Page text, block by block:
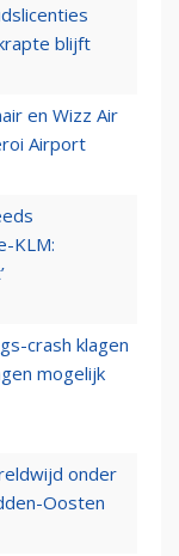
blijft
en Wizz Air
Airport
KLM:
crash klagen
mogelijk
onder
Oosten